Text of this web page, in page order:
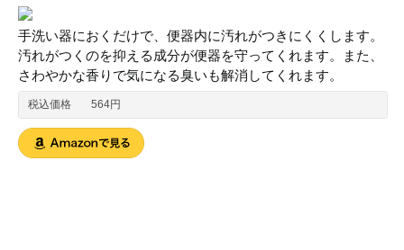
手洗い器におくだけで、便器内に汚れがつきにくくします。
汚れがつくのを抑える成分が便器を守ってくれます。また、
さわやかな香りで気になる臭いも解消してくれます。
税込価格 564円